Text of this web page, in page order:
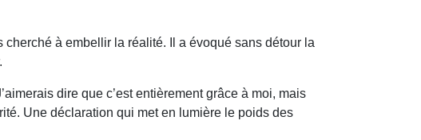
à embellir la réalité. Il a évoqué sans détour la
dire que c’est entièrement grâce à moi, mais
Une déclaration qui met en lumière le poids des